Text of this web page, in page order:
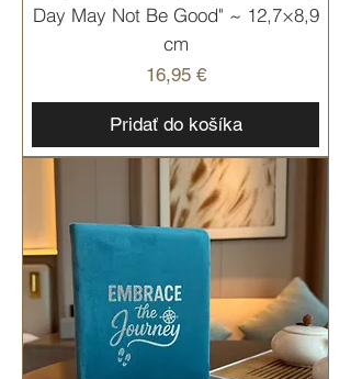
Day May Not Be Good" ~ 12,7×8,9
cm
Cena
16,95 €
Pridať do košíka